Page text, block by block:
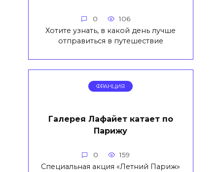
0 106
Хотите узнать, в какой день лучше
отправиться в путешествие
ФРАНЦИЯ
Галерея Лафайет катает по
Парижу
0 159
Специальная акция «Летний Париж»